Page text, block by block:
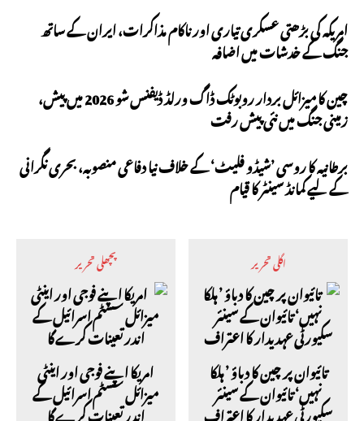
امریکہ کی بڑھتی عسکری تیاری اور ناکام مذاکرات، ایران کے ساتھ
جنگ کے خدشات میں اضافہ
چین کا میزائل بردار روبوٹک ڈاگ ورلڈ ڈیفنس شو 2026 میں پیش،
زمینی جنگ میں نئی پیش رفت
برطانیہ کا روسی ’شیڈو فلیٹ‘ کے خلاف نیا دفاعی منصوبہ، بحری نگرانی
کے لیے کمانڈ سینٹر کا قیام
پچھلی تحریر
امریکا اپنے فوجی اور اینٹی
میزائل سسٹم اسرائیل کے
اگلی تحریر
تائیوان پر چین کا دباؤ ’ ہلکا
نہیں‘ تائیوان کے سینئر